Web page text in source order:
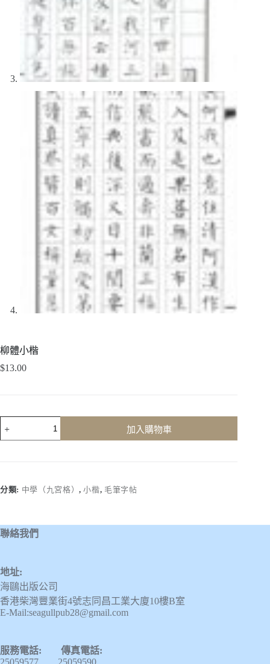
柳體小楷
$13.00
量
加入購物車
分類: 中學（九宮格）,小楷, 毛筆字帖
聯絡我們
地址:
海鷗出版公司
香港柴灣豐業街4號志同昌工業大廈10樓B室
E-Mail:seagullpub28@gmail.com
服務電話: 傳真電話: